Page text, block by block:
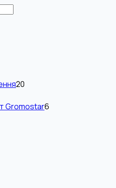
20
Gromostar6